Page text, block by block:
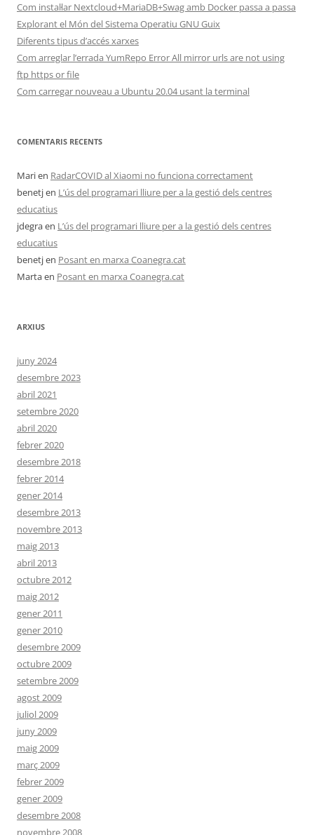
Com instal·lar Nextcloud+MariaDB+Swag amb Docker passa a passa
Explorant el Món del Sistema Operatiu GNU Guix
Diferents tipus d’accés xarxes
Com arreglar l’errada YumRepo Error All mirror urls are not using
ftp https or file
Com carregar nouveau a Ubuntu 20.04 usant la terminal
COMENTARIS RECENTS
Marien RadarCOVID al Xiaomi no funciona correctament
benetjen L’ús del programari lliure per a la gestió dels centres
educatius
jdegraen L’ús del programari lliure per a la gestió dels centres
educatius
benetjen Posant en marxa Coanegra.cat
Martaen Posant en marxa Coanegra.cat
ARXIUS
juny 2024
desembre 2023
abril 2021
setembre 2020
abril 2020
febrer 2020
desembre 2018
febrer 2014
gener 2014
desembre 2013
novembre 2013
maig 2013
abril 2013
octubre 2012
maig 2012
gener 2011
gener 2010
desembre 2009
octubre 2009
setembre 2009
agost 2009
juliol 2009
juny 2009
maig 2009
març 2009
febrer 2009
gener 2009
desembre 2008
novembre 2008